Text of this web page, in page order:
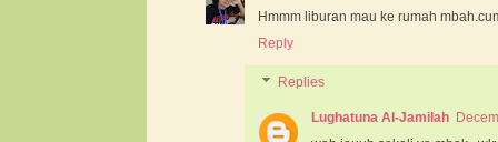
Hmmm liburan mau ke rumah
Reply
Replies
Lughatuna Al-Jamilah